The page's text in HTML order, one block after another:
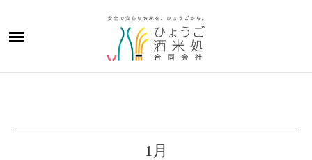
1月